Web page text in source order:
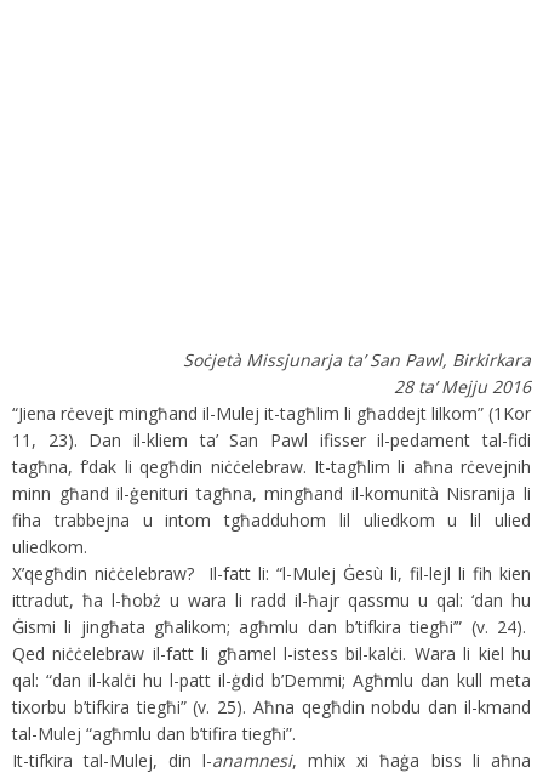
Soċjetà Missjunarja ta’ San Pawl, Birkirkara
28 ta’ Mejju 2016
“Jiena rċevejt mingħand il-Mulej it-tagħlim li għaddejt lilkom” (1Kor
11, 23). Dan il-kliem ta’ San Pawl ifisser il-pedament tal-fidi
tagħna, f’dak li qegħdin niċċelebraw. It-tagħlim li aħna rċevejnih
minn għand il-ġenituri tagħna, mingħand il-komunità Nisranija li
fiha trabbejna u intom tgħadduhom lil uliedkom u lil ulied
uliedkom.
X’qegħdin niċċelebraw? Il-fatt li: “l-Mulej Ġesù li, fil-lejl li fih kien
ittradut, ħa l-ħobż u wara li radd il-ħajr qassmu u qal: ‘dan hu
Ġismi li jingħata għalikom; agħmlu dan b’tifkira tiegħi’” (v. 24).
Qed niċċelebraw il-fatt li għamel l-istess bil-kalċi. Wara li kiel hu
qal: “dan il-kalċi hu l-patt il-ġdid b’Demmi; Agħmlu dan kull meta
tixorbu b’tifkira tiegħi” (v. 25). Aħna qegħdin nobdu dan il-kmand
tal-Mulej “agħmlu dan b’tifira tiegħi”.
It-tifkira tal-Mulej, din l-anamnesi, mhix xi ħaġa biss li aħna